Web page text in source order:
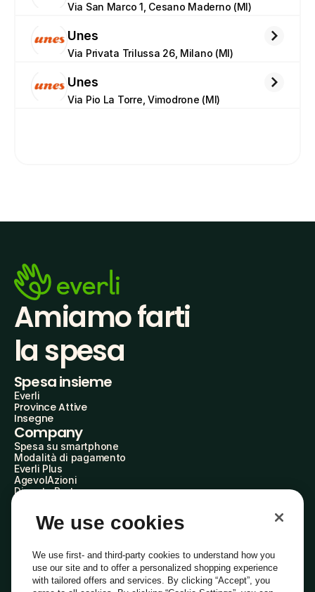
Via San Marco 1, Cesano Maderno (MI)
Unes
Via Privata Trilussa 26, Milano (MI)
Unes
Via Pio La Torre, Vimodrone (MI)
Amiamo farti
la spesa
Spesa insieme
Everli
Province Attive
Insegne
Company
Spesa su smartphone
Modalità di pagamento
Everli Plus
AgevolAzioni
Diventa Partner
Everli Shoppers
About Us
Everli News
Domande frequenti
Lavora con noi
Diventa Shopper
We use cookies
We use first- and third-party cookies to understand how you
use our site and to offer a personalized shopping experience
with tailored offers and services. By clicking “Accept”, you